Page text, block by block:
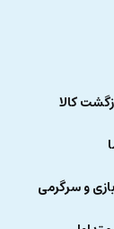
و سرگرمی